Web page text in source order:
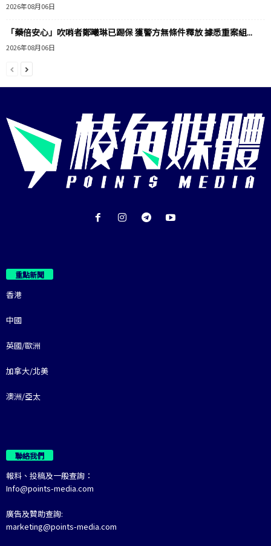
2026年08月06日
「藥倍安心」吹哨者鄭曦琳已踢保 獲警方無條件釋放 據悉重案組...
2026年08月06日
重點新聞
香港
中國
英國/歐洲
加拿大/北美
澳洲/亞太
聯絡我們
報料、投稿及一般查詢：
Info@points-media.com
廣告及贊助查詢:
marketing@points-media.com